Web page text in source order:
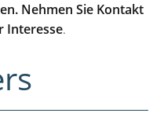
Nehmen Sie Kontakt
Interesse.